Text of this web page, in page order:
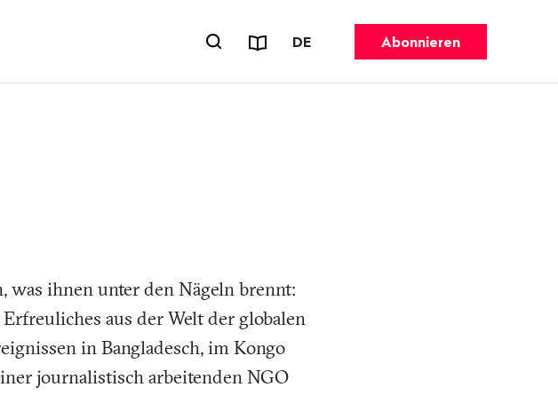
Suchformular öffnen
Reports & Flyer
DESPRACHE WECHSELN. AKTUELL
Abonnieren
was ihnen unter den Nägeln brennt:
aus der Welt der globalen
in Bangladesch, im Kongo
journalistisch arbeitenden NGO